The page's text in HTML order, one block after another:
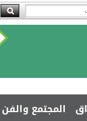
المجتمع والفن